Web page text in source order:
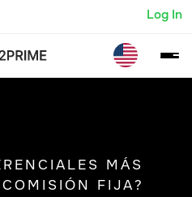
Log In
MÁS
FIJA?